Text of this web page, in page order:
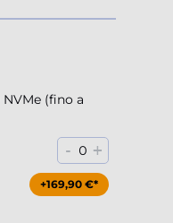
NVMe (fino a
- 0 +
+169,90 €*